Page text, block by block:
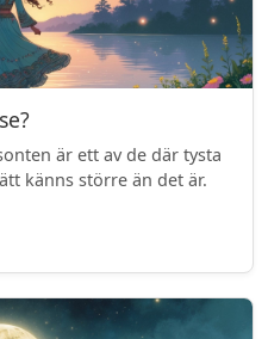
är ett av de där tysta
känns större än det är.